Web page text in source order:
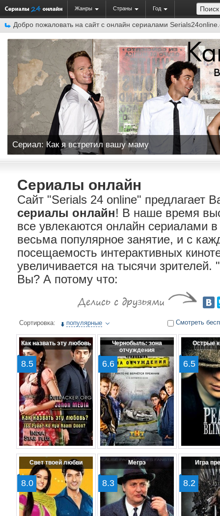
Добро пожаловать на сайт c онлайн сериалами
Сериал: Как я встретил вашу маму
Сериалы онлайн
Сайт "Serials 24 online" предлагает
сериалы онлайн! В наше время
все увлекаются онлайн сериалами в
весьма популярное занятие, и с
посещаемость интерактивных
увеличивается на тысячи зрителей.
Вы? А потому что:
Жанры Страны Год
Сортировка: популярные Смотреть
Как назвать эту любовь
8.5
Чернобыль: зона
отчуждения
6.6
Острые
6.5
Свет твоей любви
8.0
Мегрэ
8.3
Игра
8.2